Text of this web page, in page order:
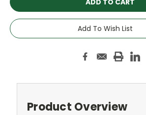
Add To Wish List
Product Overview